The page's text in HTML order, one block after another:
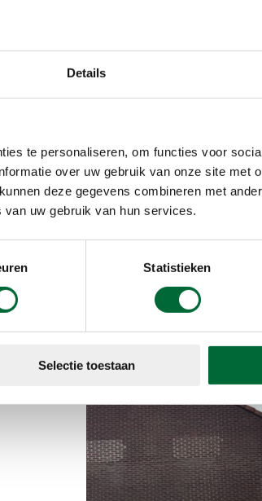
Details
te personaliseren, om functies voor
over uw gebruik van onze site met
deze gegevens combineren met
uw gebruik van hun services.
Statistieken
Selectie toestaan
Een
gepaard
binnenvallen
ook nu we
menu. En
Groote Hei
van de
geen jagers
een enorm
statiegeld –
maar dat